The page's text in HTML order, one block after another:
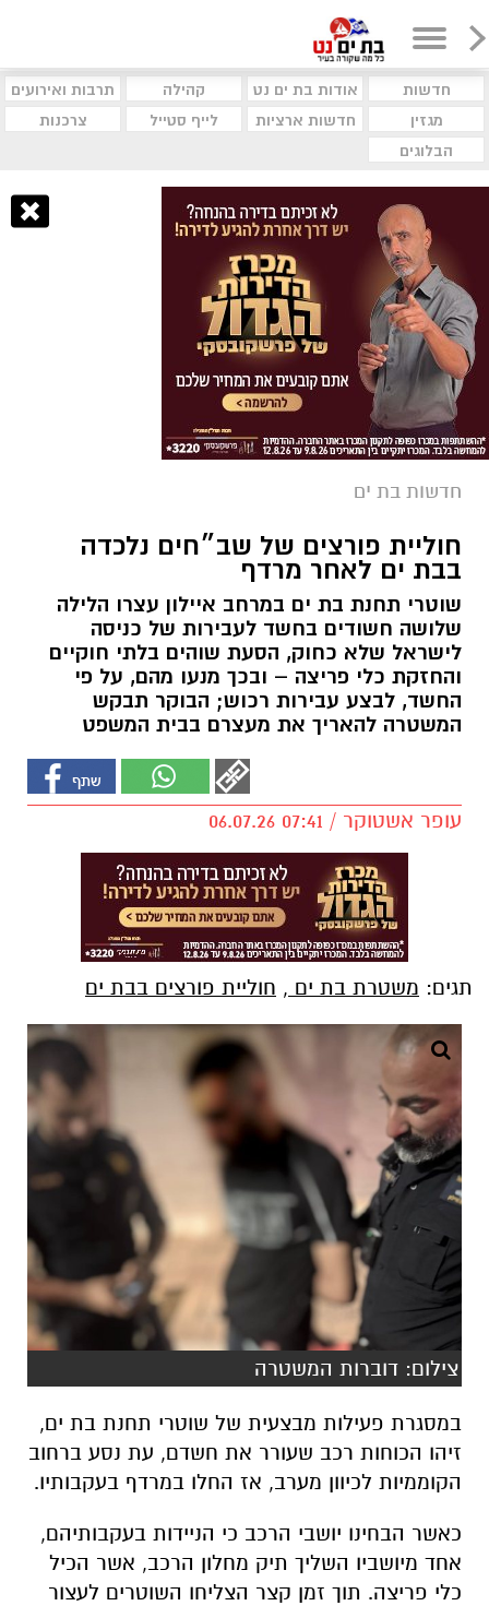
חדשות אודות בת ים נט קהילה
תרבות ואירועים
מגזין
חדשות ארציות לייף סטייל
צרכנות
הבלוגים
חדשות בת ים
חוליית פורצים של שב״חים נלכדה
בבת ים לאחר מרדף
שוטרי תחנת בת ים במרחב איילון עצרו הלילה
שלושה חשודים בחשד לעבירות של כניסה
לישראל שלא כחוק, הסעת שוהים בלתי חוקיים
והחזקת כלי פריצה – ובכך מנעו מהם, על פי
החשד, לבצע עבירות רכוש; הבוקר תבקש
המשטרה להאריך את מעצרם בבית המשפט
עופר אשטוקר / 07:41 06.07.26
תגים: משטרת בת ים , חוליית פורצים בבת ים
צילום: דוברות המשטרה
במסגרת פעילות מבצעית של שוטרי תחנת בת ים,
זיהו הכוחות רכב שעורר את חשדם, עת נסע ברחוב
הקוממיות לכיוון מערב, אז החלו במרדף בעקבותיו.
כאשר הבחינו יושבי הרכב כי הניידות בעקבותיהם,
אחד מיושביו השליך תיק מחלון הרכב, אשר הכיל
כלי פריצה. תוך זמן קצר הצליחו השוטרים לעצור